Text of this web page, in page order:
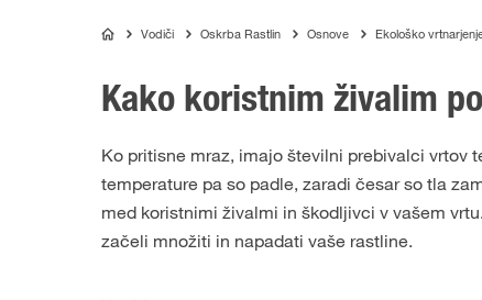
COMPOVodiči Oskrba Rastlin Osnove Ekološko
Kako koristnim živalim
Ko pritisne mraz, imajo številni prebivalci vrtov
temperature pa so padle, zaradi česar so tla
med koristnimi živalmi in škodljivci v vašem
začeli množiti in napadati vaše rastline.